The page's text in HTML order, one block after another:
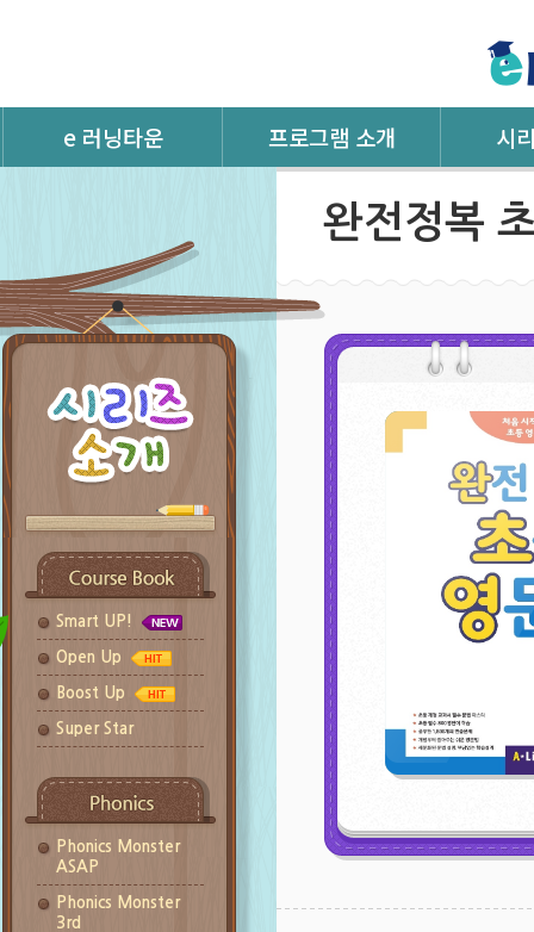
e 러닝타운 프로그램 소개 시
이용 가이드
Phonics
Smart UP!
Open Up
Boost Up
Super Star
Phonics Monster
ASAP
Phonics Monster
3rd
완전정복